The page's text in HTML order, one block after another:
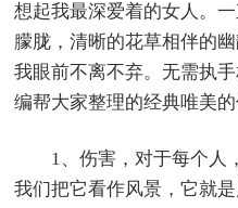
想起我最深爱着的女人。
朦胧，清晰的花草相伴的
我眼前不离不弃。无需执
编帮大家整理的经典唯美
1、伤害，对于每个人
我们把它看作风景，它就